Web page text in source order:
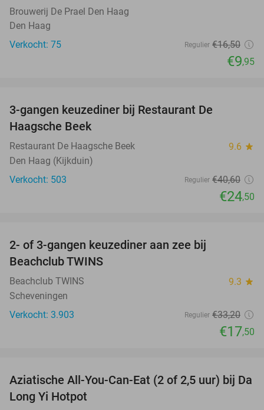
Brouwerij De Prael Den Haag
Den Haag
Verkocht: 75
Regulier €16,50
€9,95
3-gangen keuzediner bij Restaurant De
Haagsche Beek
Restaurant De Haagsche Beek 9.6 star
Den Haag (Kijkduin)
Verkocht: 503
Regulier €40,60
€24,50
2- of 3-gangen keuzediner aan zee bij
Beachclub TWINS
Beachclub TWINS 9.3 star
Scheveningen
Verkocht: 3.903
Regulier €33,20
€17,50
30%
Aziatische All-You-Can-Eat (2 of 2,5 uur) bij Da
Long Yi Hotpot